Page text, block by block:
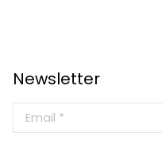
Newsletter